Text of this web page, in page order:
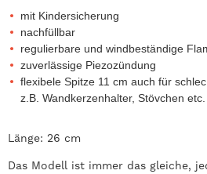
mit Kindersicherung
nachfüllbar
regulierbare und windbeständige
zuverlässige Piezozündung
flexibele Spitze 11 cm auch für
z.B. Wandkerzenhalter, Stövchen etc.
Länge: 26 cm
Das Modell ist immer das gleiche,